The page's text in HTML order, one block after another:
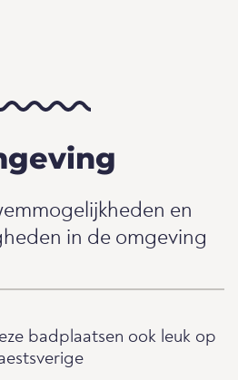
en
in de omgeving
badplaatsen ook leuk op